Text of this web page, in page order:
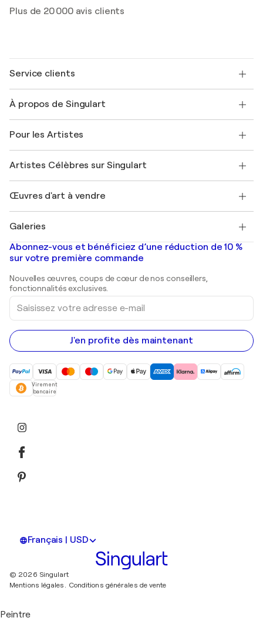
Plus de 20 000 avis clients
Service clients
Expédition
Offrir une carte cadeau
Rejoignez notre programme commercial
Mon compte
+33 1 76 44 06 42
À propos de Singulart
FAQ
Magazine Singulart
Emplois
Découvrez une sélection d'art original
Pour les Artistes
Se connecter en tant qu'Artiste
Artistes Célèbres sur Singulart
Marc Chagall
Banksy
Mr. Brainwash
Shepard Fairey
Œuvres d'art à vendre
Tableaux abstraits à vendre
Peintures de paysage
Estampes
Peintures acryliques
Galeries
Galeries d'art en France
Galeries d'art en Belgique
Abonnez-vous et bénéficiez d’une réduction de 10 %
sur votre première commande
Nouvelles œuvres, coups de cœur de nos conseillers,
fonctionnalités exclusives.
Saisissez
votre
adresse
e-
mail
J'en profite dès maintenant
Virement
bancaire
Français | USD
© 2026 Singulart
Mentions légales. Conditions générales de vente
Peintre